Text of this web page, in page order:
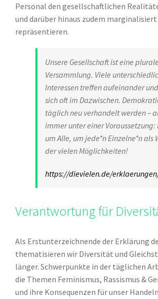
Personal den gesellschaftlichen
und darüber hinaus zudem marginalisiert
repräsentieren.
Unsere Gesellschaft ist eine plurale
Versammlung. Viele
Interessen treffen aufeinander
sich oft im Dazwischen.
täglich neu verhandelt werden –
immer unter einer Voraussetzung:
um Alle, um jede*n Einzelne*n als
der vielen Möglichkeiten!
https://dievielen.de/
Verantwortung für
Als Erstunterzeichnende der Erklärung
thematisieren wir Diversität und
länger. Schwerpunkte in der täglichen
die Themen Feminismus, Rassismus &
und ihre Konsequenzen für unser